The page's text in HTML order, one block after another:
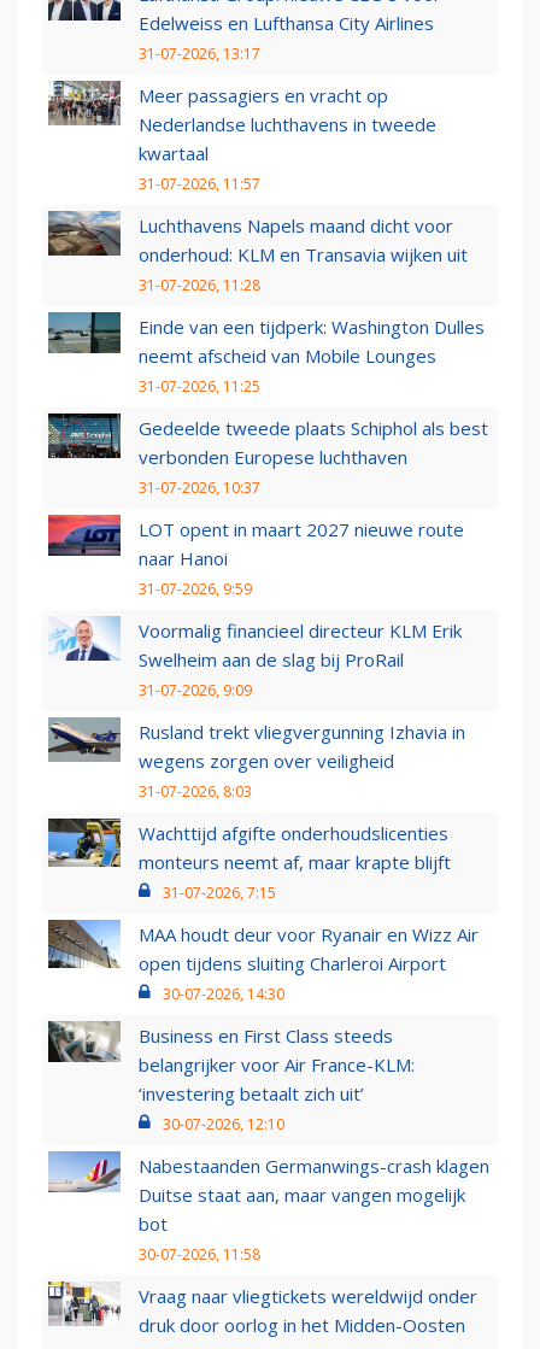
Edelweiss en Lufthansa City Airlines
31-07-2026, 13:17
Meer passagiers en vracht op
Nederlandse luchthavens in tweede
kwartaal
31-07-2026, 11:57
Luchthavens Napels maand dicht voor
onderhoud: KLM en Transavia wijken uit
31-07-2026, 11:28
Einde van een tijdperk: Washington Dulles
neemt afscheid van Mobile Lounges
31-07-2026, 11:25
Gedeelde tweede plaats Schiphol als best
verbonden Europese luchthaven
31-07-2026, 10:37
LOT opent in maart 2027 nieuwe route
naar Hanoi
31-07-2026, 9:59
Voormalig financieel directeur KLM Erik
Swelheim aan de slag bij ProRail
31-07-2026, 9:09
Rusland trekt vliegvergunning Izhavia in
wegens zorgen over veiligheid
31-07-2026, 8:03
Wachttijd afgifte onderhoudslicenties
monteurs neemt af, maar krapte blijft
31-07-2026, 7:15
MAA houdt deur voor Ryanair en Wizz Air
open tijdens sluiting Charleroi Airport
30-07-2026, 14:30
Business en First Class steeds
belangrijker voor Air France-KLM:
‘investering betaalt zich uit’
30-07-2026, 12:10
Nabestaanden Germanwings-crash klagen
Duitse staat aan, maar vangen mogelijk
bot
30-07-2026, 11:58
Vraag naar vliegtickets wereldwijd onder
druk door oorlog in het Midden-Oosten